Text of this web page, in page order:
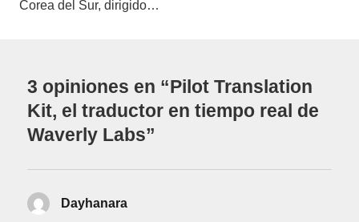
Corea del Sur, dirigido…
3 opiniones en “Pilot Translation
Kit, el traductor en tiempo real de
Waverly Labs”
Dayhanara